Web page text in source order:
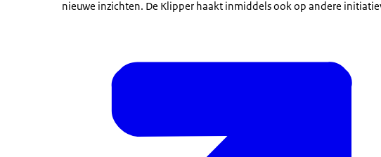
nieuwe inzichten. De Klipper haakt inmiddels ook op andere